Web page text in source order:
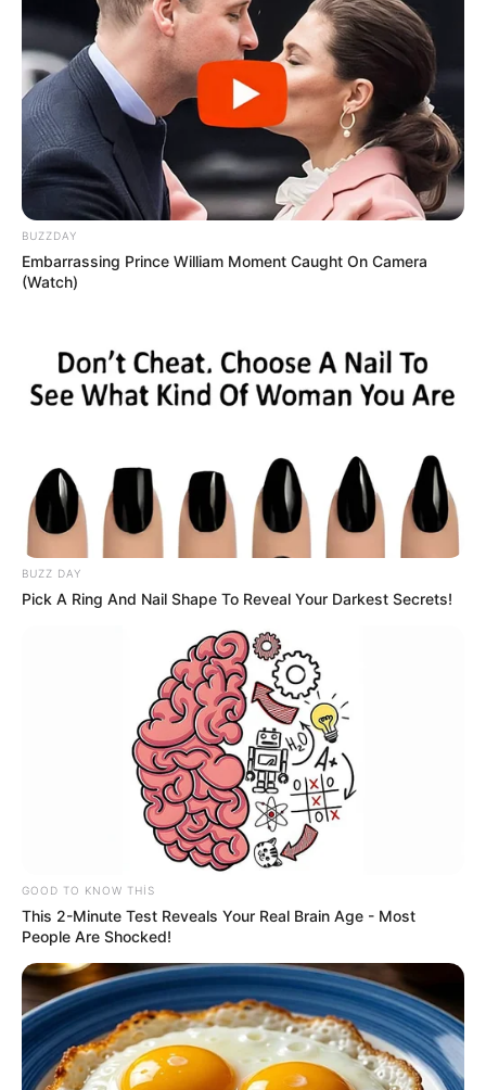
00:28 / 07 Avqust 2026 CƏMİYYƏT
Bakıda yaşayanların DİQQƏTİNƏ!
avqust 2026-cı il saat 00:00-dan
etibarən...
179 0
SİYASƏT
Prezidentdən AZAL-la bağlı -Fərman
00:12 / 07 Avqust 2026
Bu 4 bürcü çətin günlər gözləyir
BUZZDAY
Embarrassing Prince William Moment Caught On Camera
(Watch)
BUZZ DAY
Pick A Ring And Nail Shape To Reveal Your Darkest Secrets!
GOOD TO KNOW THIS
This 2-Minute Test Reveals Your Real Brain Age - Most
People Are Shocked!